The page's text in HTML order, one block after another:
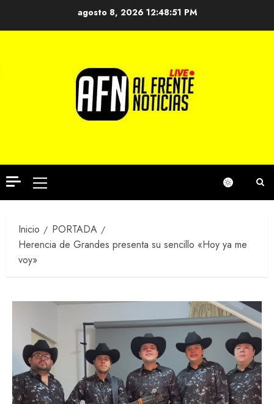
agosto 8, 2026 12:48:51 PM
Menú
principal
Inicio
PORTADA
Herencia de Grandes presenta su sencillo «Hoy ya me
voy»